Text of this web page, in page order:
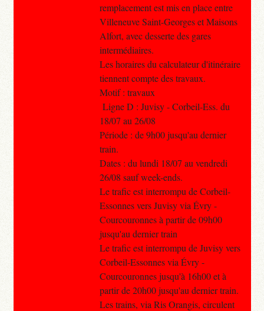
remplacement est mis en place entre
Villeneuve Saint-Georges et Maisons
Alfort, avec desserte des gares
intermédiaires.
Les horaires du calculateur d'itinéraire
tiennent compte des travaux.
Motif : travaux
Ligne D : Juvisy - Corbeil-Ess. du
18/07 au 26/08
Période : de 9h00 jusqu'au dernier
train.
Dates : du lundi 18/07 au vendredi
26/08 sauf week-ends.
Le trafic est interrompu de Corbeil-
Essonnes vers Juvisy via Évry -
Courcouronnes à partir de 09h00
jusqu'au dernier train
Le trafic est interrompu de Juvisy vers
Corbeil-Essonnes via Évry -
Courcouronnes jusqu'à 16h00 et à
partir de 20h00 jusqu'au dernier train.
Les trains, via Ris Orangis, circulent